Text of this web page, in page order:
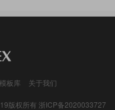
模板库 关于我们
版权所有 浙ICP备2020033727